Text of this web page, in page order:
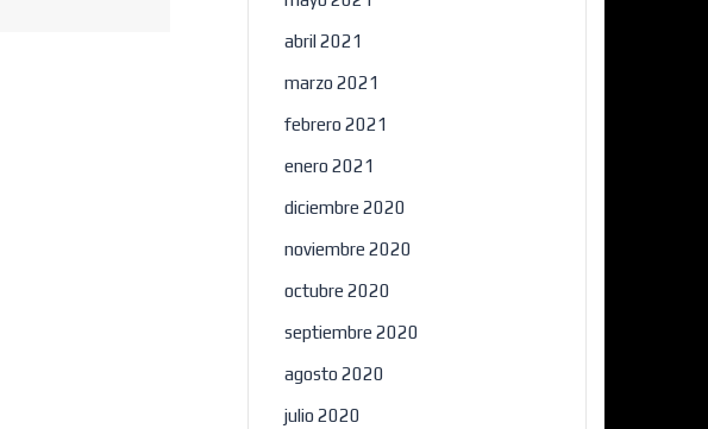
abril 2021
marzo 2021
febrero 2021
enero 2021
diciembre 2020
noviembre 2020
octubre 2020
septiembre 2020
agosto 2020
julio 2020